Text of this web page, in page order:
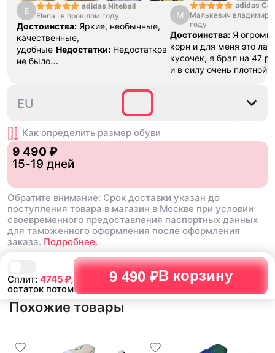
Сплит: 4745₽,
остаток потом
9 490 ₽В корзину
E
adidas Niteball
Elena · в прошлом году
Достоинства: Яркие, необычные,
качественные,
удобные Недостатки: Недостатков
не было
М
adidas
Малькевич владимир
году
Достоинства: Я
корн и для меня это
кусочек, я брал на 47
и в силу очень плотной
все в коробке .Это
замша , это все ,но это
38
EU
Как определить размер обуви
9 490 ₽
15-19 дней
Обратите внимание: Срок доставки указан до
поступления товара в магазин в Москве при условии
своевременного предоставления паспортных данных
для таможенного оформления после оформления
заказа. Подробнее.
Похожие товары